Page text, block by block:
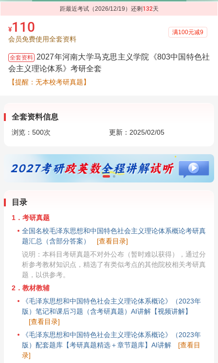
距最近考试（2026/12/19）还剩 132天
¥110
会员免费使用全套资料
满100元减9
全套资料 2027年河南大学马克思主义学院《803中国特色社
会主义理论体系》考研全套
【提醒：无本校考研真题】
全套资料信息
浏览： 500次 更新：2025/02/05
目录
1．考研真题
全国名校毛泽东思想和中国特色社会主义理论体系概论考研真
题汇总（含部分答案）
[查看目录]
说明：本科目考研真题不对外公布（暂时难以获得），通过分
析参考教材知识点，精选了有类似考点的其他院校相关考研真
题，以供参考。
2．教材教辅
《毛泽东思想和中国特色社会主义理论体系概论》（2023年
版）笔记和课后习题（含考研真题）AI讲解【视频讲解】
[查看目录]
《毛泽东思想和中国特色社会主义理论体系概论》（2023年
版）配套题库【考研真题精选＋章节题库】AI讲解
[查看目
录]